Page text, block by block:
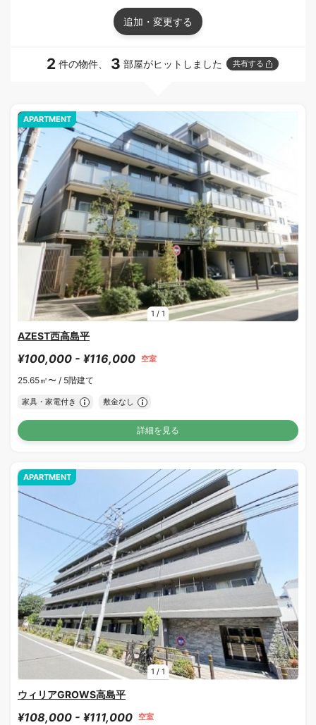
追加・変更する
2 件の物件、 3 部屋がヒットしました 共有する
1 / 1
APARTMENT
AZEST西高島平
¥100,000 - ¥116,000 空室
25.65㎡〜 / 5階建て
家具・家電付き 敷金なし
詳細を見る
1 / 1
APARTMENT
ウィリアGROWS高島平
¥108,000 - ¥111,000 空室